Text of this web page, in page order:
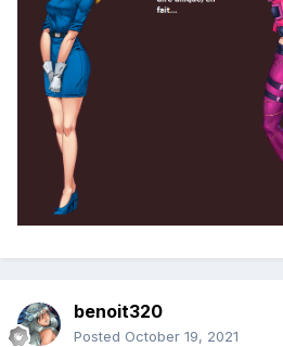
benoit320
Posted October 19, 2021